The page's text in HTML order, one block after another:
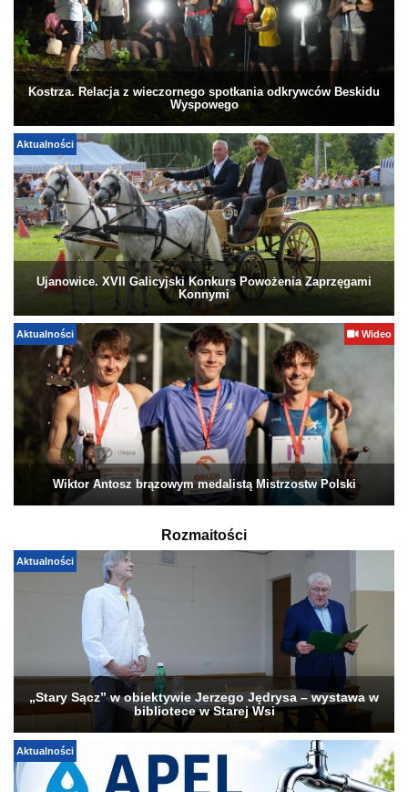
Kostrza. Relacja z wieczornego spotkania odkrywców Beskidu
Wyspowego
Aktualności
Ujanowice. XVII Galicyjski Konkurs Powożenia Zaprzęgami
Konnymi
Aktualności Wideo
Wiktor Antosz brązowym medalistą Mistrzostw Polski
Rozmaitości
Aktualności
„Stary Sącz” w obiektywie Jerzego Jędrysa – wystawa w
bibliotece w Starej Wsi
Aktualności